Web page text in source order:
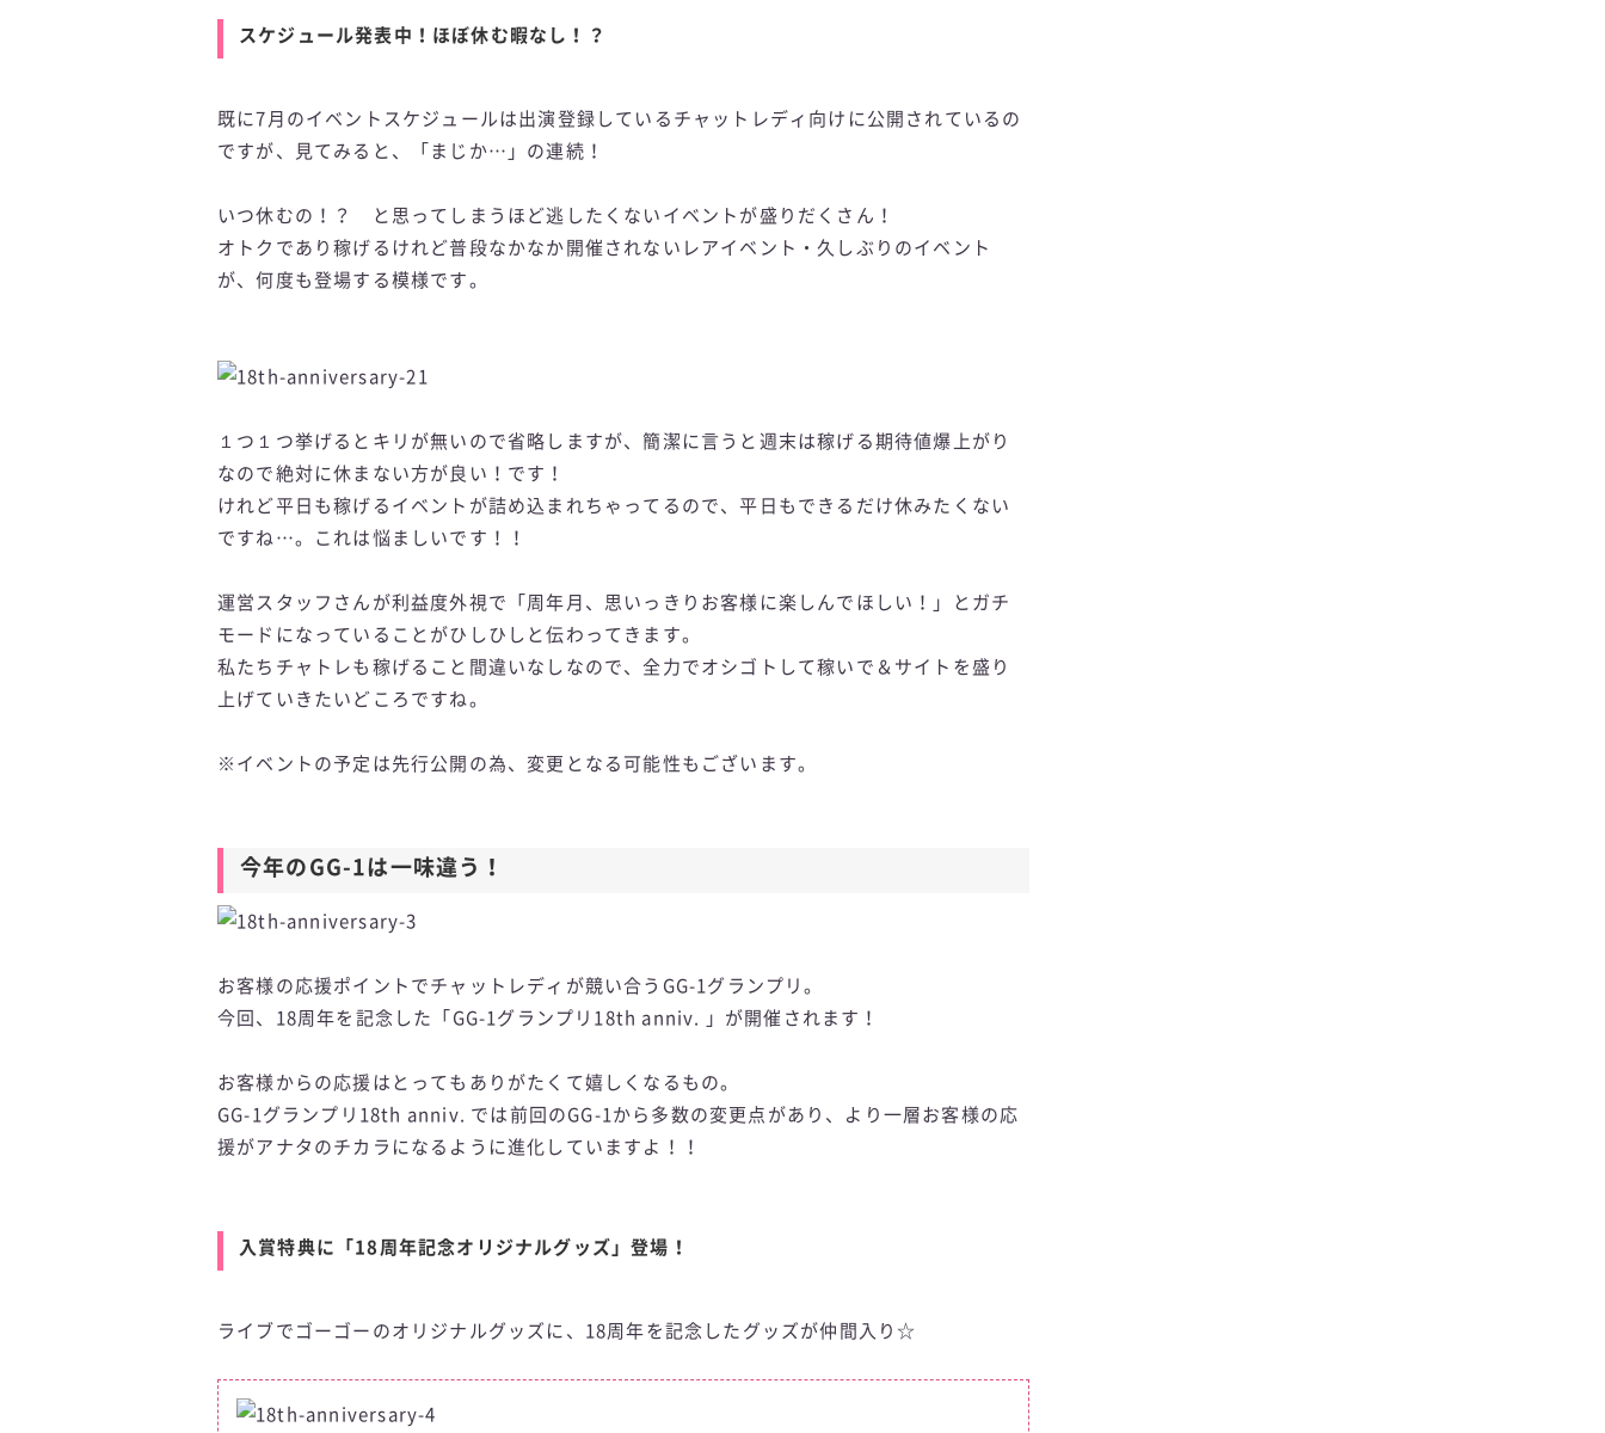
スケジュール発表中！ほぼ休む暇なし！？
既に7月のイベントスケジュールは出演登録しているチャットレディ向けに公開されているの
ですが、見てみると、「まじか…」の連続！
いつ休むの！？ と思ってしまうほど逃したくないイベントが盛りだくさん！
オトクであり稼げるけれど普段なかなか開催されないレアイベント・久しぶりのイベント
が、何度も登場する模様です。
１つ１つ挙げるとキリが無いので省略しますが、簡潔に言うと週末は稼げる期待値爆上がり
なので絶対に休まない方が良い！です！
けれど平日も稼げるイベントが詰め込まれちゃってるので、平日もできるだけ休みたくない
ですね…。これは悩ましいです！！
運営スタッフさんが利益度外視で「周年月、思いっきりお客様に楽しんでほしい！」とガチ
モードになっていることがひしひしと伝わってきます。
私たちチャトレも稼げること間違いなしなので、全力でオシゴトして稼いで＆サイトを盛り
上げていきたいどころですね。
※イベントの予定は先行公開の為、変更となる可能性もございます。
今年のGG-1は一味違う！
お客様の応援ポイントでチャットレディが競い合うGG-1グランプリ。
今回、18周年を記念した「GG-1グランプリ18th anniv. 」が開催されます！
お客様からの応援はとってもありがたくて嬉しくなるもの。
GG-1グランプリ18th anniv. では前回のGG-1から多数の変更点があり、より一層お客様の応
援がアナタのチカラになるように進化していますよ！！
入賞特典に「18周年記念オリジナルグッズ」登場！
ライブでゴーゴーのオリジナルグッズに、18周年を記念したグッズが仲間入り☆